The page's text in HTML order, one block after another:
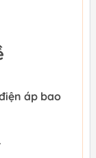
điện áp bao